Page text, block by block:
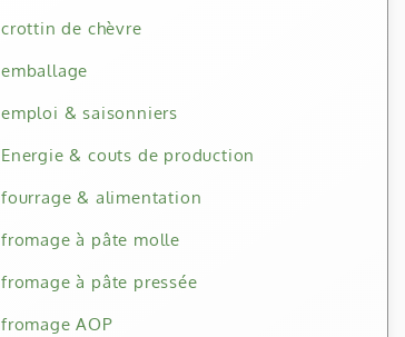
crottin de chèvre
emballage
emploi & saisonniers
Energie & couts de production
fourrage & alimentation
fromage à pâte molle
fromage à pâte pressée
fromage AOP